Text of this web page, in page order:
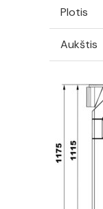
Plotis
Aukštis